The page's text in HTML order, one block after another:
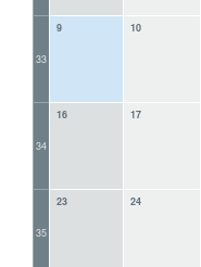
33
9 10
34
16 17
35
23 24